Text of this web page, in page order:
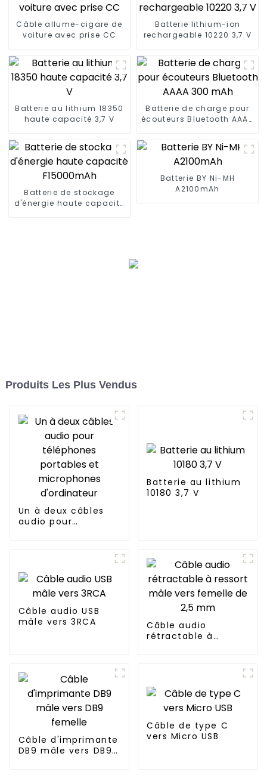
Câble allume-cigare de
voiture avec prise CC
Batterie lithium-ion
rechargeable 10220 3,7 V
Batterie au lithium 18350
haute capacité 3,7 V
Batterie de charge pour
écouteurs Bluetooth AAAA
Batterie de stockage
d'énergie haute capacité
Batterie BY Ni-MH
A2100mAh
Produits Les Plus Vendus
Un à deux câbles
audio pour
Batterie au lithium
10180 3,7 V
Câble audio USB
mâle vers 3RCA
Câble audio
rétractable à
Câble d'imprimante
DB9 mâle vers DB9
Câble de type C
vers Micro USB